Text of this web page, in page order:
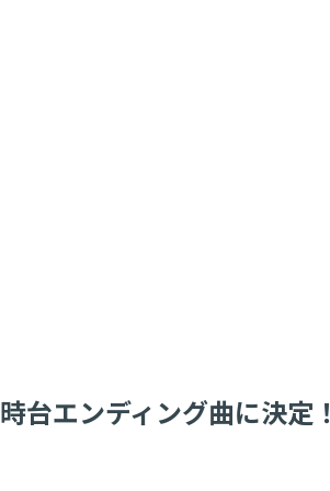
エンディング曲に決定！